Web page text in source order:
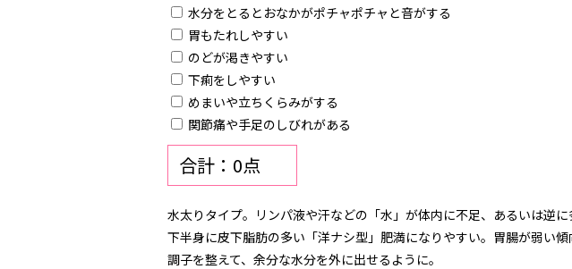
水分をとるとおなかがポチャポチャと音がする
胃もたれしやすい
のどが渇きやすい
下痢をしやすい
めまいや立ちくらみがする
関節痛や手足のしびれがある
合計：0点
水太りタイプ。リンパ液や汗などの「水」が体内に不足、あるいは逆に
下半身に皮下脂肪の多い「洋ナシ型」肥満になりやすい。胃腸が弱い
調子を整えて、余分な水分を外に出せるように。